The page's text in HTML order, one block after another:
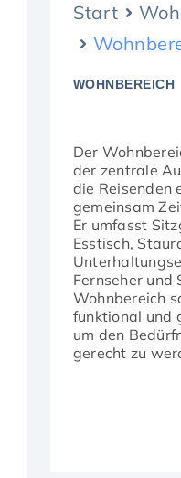
Aktuelles
Start
WOHNBEREICH
Der
der zentrale
die Reisenden
gemeinsam
Er umfasst
Esstisch,
Fernseher und
Wohnbereich
funktional und
um den
gerecht zu